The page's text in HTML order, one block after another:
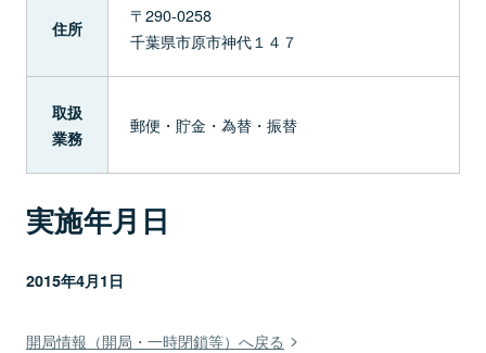
住所
〒290-0258
千葉県市原市神代１４７
取扱
業務
郵便・貯金・為替・振替
実施年月日
2015年4月1日
開局情報（開局・一時閉鎖等）へ戻る